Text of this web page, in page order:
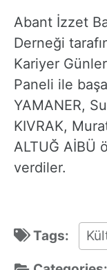
Abant İzzet
Derneği
Kariyer
Paneli ile
YAMANER,
KIVRAK,
ALTUĞ AİBÜ
verdiler.
Tags: